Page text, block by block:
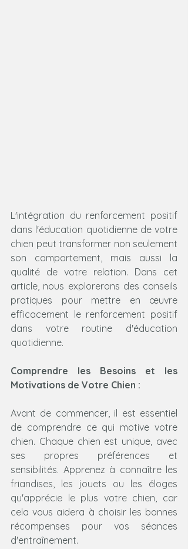
L'intégration du renforcement positif
dans l'éducation quotidienne de votre
chien peut transformer non seulement
son comportement, mais aussi la
qualité de votre relation. Dans cet
article, nous explorerons des conseils
pratiques pour mettre en œuvre
efficacement le renforcement positif
dans votre routine d'éducation
quotidienne.
Comprendre les Besoins et les
Motivations de Votre Chien :
Avant de commencer, il est essentiel
de comprendre ce qui motive votre
chien. Chaque chien est unique, avec
ses propres préférences et
sensibilités. Apprenez à connaître les
friandises, les jouets ou les éloges
qu'apprécie le plus votre chien, car
cela vous aidera à choisir les bonnes
récompenses pour vos séances
d'entraînement.